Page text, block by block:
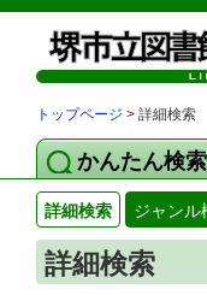
トップページ > 詳細検索
かんたん検索
詳細検索 ジャンル
詳細検索